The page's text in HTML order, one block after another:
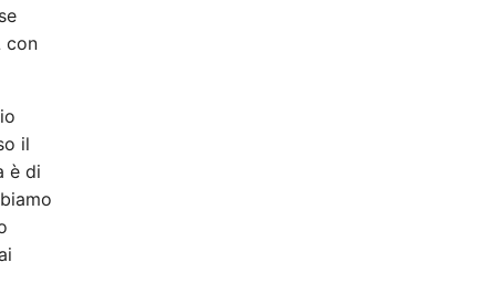
con
il
è di